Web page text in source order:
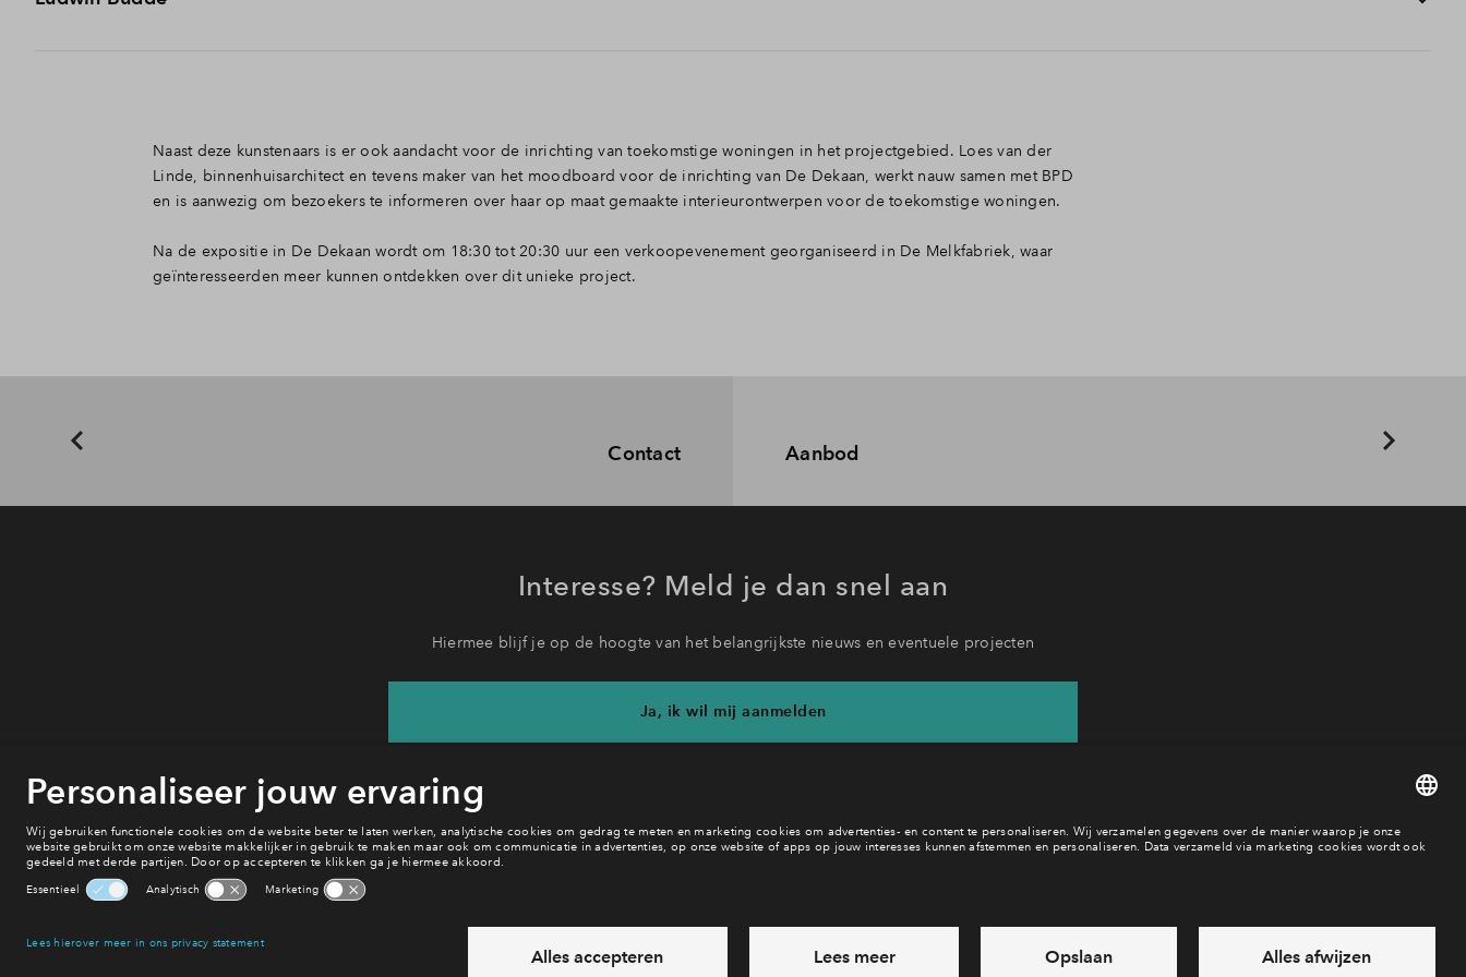
Naast deze kunstenaars is er ook aandacht voor de inrichting van toekomstige woningen in het projectgebied. Loes van der
Linde, binnenhuisarchitect en tevens maker van het moodboard voor de inrichting van De Dekaan, werkt nauw samen met BPD
en is aanwezig om bezoekers te informeren over haar op maat gemaakte interieurontwerpen voor de toekomstige woningen.
Na de expositie in De Dekaan wordt om 18:30 tot 20:30 uur een verkoopevenement georganiseerd in De Melkfabriek, waar
geïnteresseerden meer kunnen ontdekken over dit unieke project.
Contact Aanbod
Interesse? Meld je dan snel aan
Hiermee blijf je op de hoogte van het belangrijkste nieuws en eventuele projecten
Ja, ik wil mij aanmelden
Heb je een vraag en wil je direct antwoord? Bel ons op
6 dagen per week beschikbaar (behalve tijdens feestdagen)
via chat en telefoon